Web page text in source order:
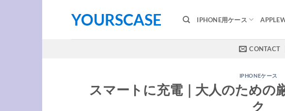
YOURSCASE IPHONE用ケース
CONTACT
IPHONEケース
スマートに充電｜大人のための
ク